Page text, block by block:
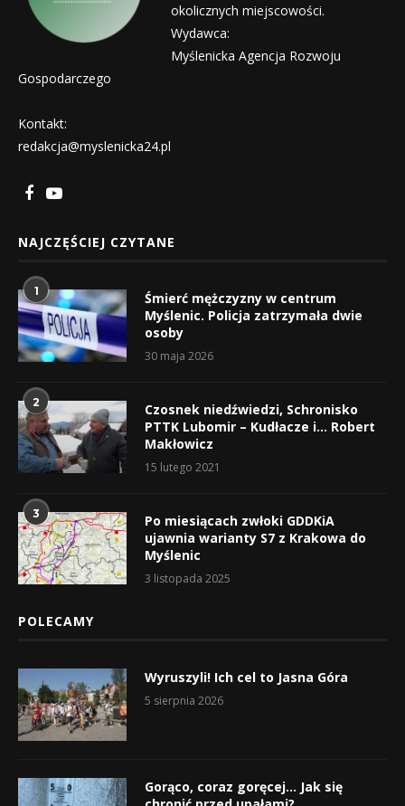
okolicznych miejscowości.
Wydawca:
Myślenicka Agencja Rozwoju
Gospodarczego
Kontakt:
redakcja@myslenicka24.pl
NAJCZĘŚCIEJ CZYTANE
1
Śmierć mężczyzny w centrum
Myślenic. Policja zatrzymała dwie
osoby
30 maja 2026
2
Czosnek niedźwiedzi, Schronisko
PTTK Lubomir – Kudłacze i… Robert
Makłowicz
15 lutego 2021
3
Po miesiącach zwłoki GDDKiA
ujawnia warianty S7 z Krakowa do
Myślenic
3 listopada 2025
POLECAMY
Wyruszyli! Ich cel to Jasna Góra
5 sierpnia 2026
Gorąco, coraz goręcej… Jak się